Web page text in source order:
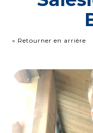
« Retourner en arrière